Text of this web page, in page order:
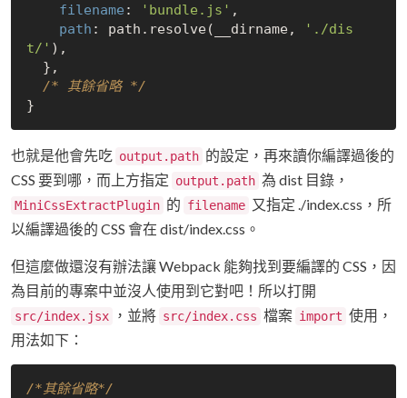
filename : 'bundle.js' ,
path : path.resolve(__dirname,
'./dis
t/' ),
/* 其餘省略 */
也就是他會先吃 output.path 的設定，再來讀你編譯過後的
CSS 要到哪，而上方指定 output.path 為 dist 目錄，
MiniCssExtractPlugin 的 filename 又指定 ./index.css，所
以編譯過後的 CSS 會在 dist/index.css。
但這麼做還沒有辦法讓 Webpack 能夠找到要編譯的 CSS，因
為目前的專案中並沒人使用到它對吧！所以打開
src/index.jsx ，並將 src/index.css 檔案 import 使用，
用法如下：
/*其餘省略*/